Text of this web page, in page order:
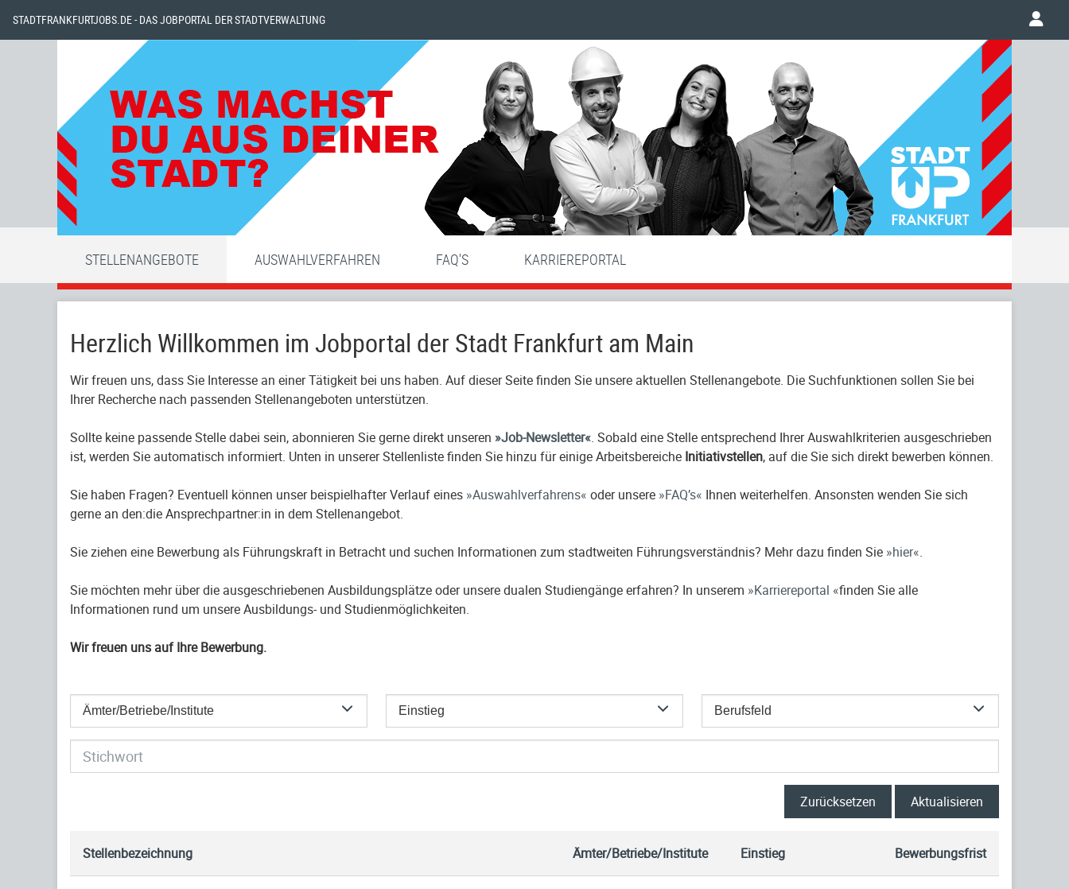
STADTFRANKFURTJOBS.DE - DAS JOBPORTAL DER STADTVERWALTUNG
STELLENANGEBOTE AUSWAHLVERFAHREN FAQ'S KARRIEREPORTAL
Herzlich Willkommen im Jobportal der Stadt Frankfurt am Main
Wir freuen uns, dass Sie Interesse an einer Tätigkeit bei uns haben. Auf dieser Seite finden Sie unsere aktuellen Stellenangebote. Die Suchfunktionen sollen Sie bei
Ihrer Recherche nach passenden Stellenangeboten unterstützen.
Sollte keine passende Stelle dabei sein, abonnieren Sie gerne direkt unseren Job-Newsletter . Sobald eine Stelle entsprechend Ihrer Auswahlkriterien ausgeschrieben
ist, werden Sie automatisch informiert. Unten in unserer Stellenliste finden Sie hinzu für einige Arbeitsbereiche Initiativstellen, auf die Sie sich direkt bewerben können.
Sie haben Fragen? Eventuell können unser beispielhafter Verlauf eines Auswahlverfahrens oder unsere FAQ’s Ihnen weiterhelfen. Ansonsten wenden Sie sich
gerne an den:die Ansprechpartner:in in dem Stellenangebot.
Sie ziehen eine Bewerbung als Führungskraft in Betracht und suchen Informationen zum stadtweiten Führungsverständnis? Mehr dazu finden Sie hier .
Sie möchten mehr über die ausgeschriebenen Ausbildungsplätze oder unsere dualen Studiengänge erfahren? In unserem Karriereportal finden Sie alle
Informationen rund um unsere Ausbildungs- und Studienmöglichkeiten.
Wir freuen uns auf Ihre Bewerbung.
Ämter/Betriebe/Institute Einstieg Berufsfeld
Zurücksetzen Aktualisieren
Stellenbezeichnung Ämter/Betriebe/Institute Einstieg Bewerbungsfrist